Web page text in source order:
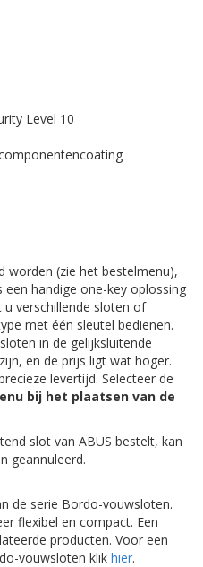
Level 10
worden (zie het bestelmenu),
een handige one-key oplossing
u verschillende sloten of
met één sleutel bedienen.
in de gelijksluitende
en de prijs ligt wat hoger.
levertijd. Selecteer de
bij het plaatsen van de
slot van ABUS bestelt, kan
geannuleerd.
de serie Bordo-vouwsloten.
flexibel en compact. Een
producten. Voor een
vouwsloten klik hier.